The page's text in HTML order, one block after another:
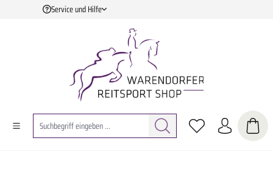
Zum Hauptinhalt springen
Service und Hilfe